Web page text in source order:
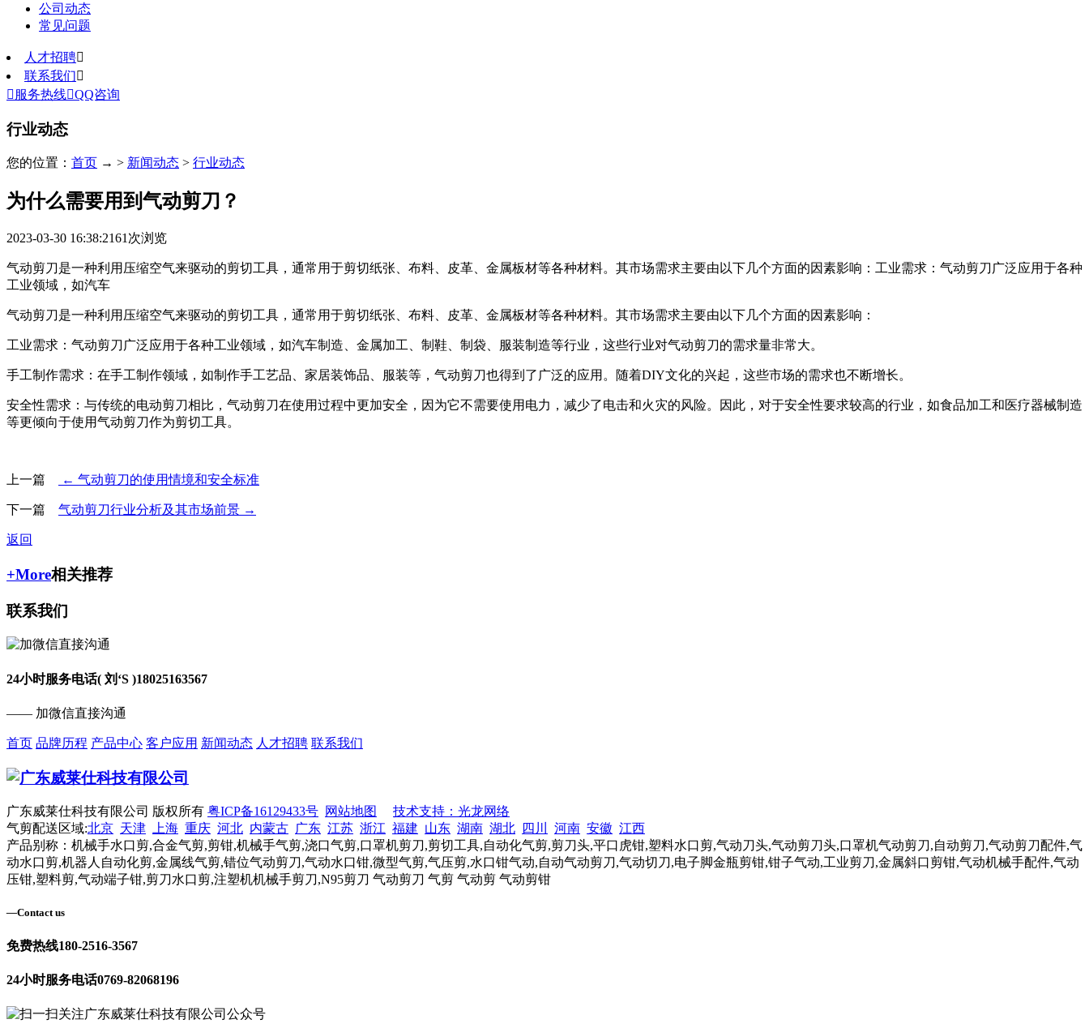
公司动态
常见问题
人才招聘
联系我们
 服务热线QQ咨询
行业动态
您的位置： 首页 → > 新闻动态 > 行业动态
为什么需要用到气动剪刀？
2023-03-30 16:38:2161 次浏览
气动剪刀是一种利用压缩空气来驱动的剪切工具，通常用于剪切纸张、布料、皮革、金属板材等各种材料。其市场需求主要由以下几个方面的因素影响：工业需求：气动剪刀广泛应用于各种
工业领域，如汽车
气动剪刀是一种利用压缩空气来驱动的剪切工具，通常用于剪切纸张、布料、皮革、金属板材等各种材料。其市场需求主要由以下几个方面的因素影响：
工业需求：气动剪刀广泛应用于各种工业领域，如汽车制造、金属加工、制鞋、制袋、服装制造等行业，这些行业对气动剪刀的需求量非常大。
手工制作需求：在手工制作领域，如制作手工艺品、家居装饰品、服装等，气动剪刀也得到了广泛的应用。随着DIY文化的兴起，这些市场的需求也不断增长。
安全性需求：与传统的电动剪刀相比，气动剪刀在使用过程中更加安全，因为它不需要使用电力，减少了电击和火灾的风险。因此，对于安全性要求较高的行业，如食品加工和医疗器械制造
等更倾向于使用气动剪刀作为剪切工具。
上一篇 ← 气动剪刀的使用情境和安全标准
下一篇 气动剪刀行业分析及其市场前景 →
返回
+More相关推荐
联系我们
24小时服务电话( 刘‘S )18025163567
—— 加微信直接沟通
首页 品牌历程 产品中心 客户应用 新闻动态 人才招聘 联系我们
广东威莱仕科技有限公司 版权所有 粤ICP备16129433号 网站地图
技术支持：光龙网络
气剪配送区域:北京 天津 上海 重庆 河北 内蒙古 广东 江苏 浙江 福建 山东 湖南 湖北 四川 河南 安徽 江西
产品别称：机械手水口剪,合金气剪,剪钳,机械手气剪,浇口气剪,口罩机剪刀,剪切工具,自动化气剪,剪刀头,平口虎钳,塑料水口剪,气动刀头,气动剪刀头,口罩机气动剪刀,自动剪刀,气动剪刀配件,气
动水口剪,机器人自动化剪,金属线气剪,错位气动剪刀,气动水口钳,微型气剪,气压剪,水口钳气动,自动气动剪刀,气动切刀,电子脚金瓶剪钳,钳子气动,工业剪刀,金属斜口剪钳,气动机械手配件,气动
压钳,塑料剪,气动端子钳,剪刀水口剪,注塑机机械手剪刀,N95剪刀 气动剪刀 气剪 气动剪 气动剪钳
—Contact us
免费热线180-2516-3567
24小时服务电话0769-82068196